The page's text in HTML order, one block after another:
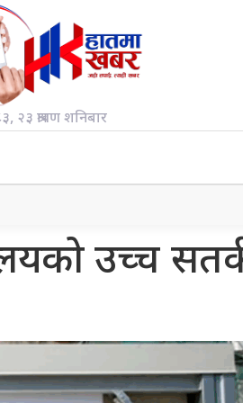
२३ श्रावण शनिबार
उच्च